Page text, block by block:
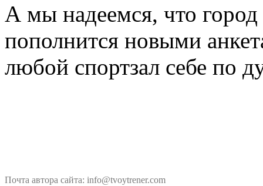
А мы надеемся, что
пополнится новыми
любой спортзал себе по
Почта автора сайта: info@tvoytrener.com